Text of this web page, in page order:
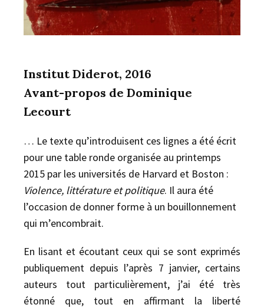
Institut Diderot, 2016
Avant-propos de Dominique
Lecourt
… Le texte qu’introduisent ces lignes a été écrit
pour une table ronde organisée au printemps
2015 par les universités de Harvard et Boston :
Violence, littérature et politique. Il aura été
l’occasion de donner forme à un bouillonnement
qui m’encombrait.
En lisant et écoutant ceux qui se sont exprimés
publiquement depuis l’après 7 janvier, certains
auteurs tout particulièrement, j’ai été très
étonné que, tout en affirmant la liberté